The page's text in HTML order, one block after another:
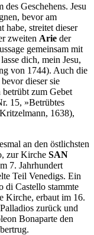
des Geschehens. Jesu
bevor am
habe, streitet dieser
zweiten Arie der
gemeinsam mit
dich, mein Jesu,
von 1744). Auch die
dieser sie
zum Gebet
15, »Betrübtes
1638),
an den östlichsten
zur Kirche SAN
7. Jahrhundert
Teil Venedigs. Ein
di Castello stammte
Kirche, erbaut im 16.
zurück und
Bonaparte den